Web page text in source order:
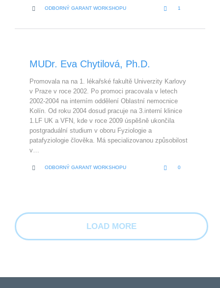
 CATEGORY
ODBORNÝ GARANT WORKSHOPU 
LOVE
IT
1
MUDr. Eva Chytilová, Ph.D.
Promovala na na 1. lékařské fakultě Univerzity Karlovy
v Praze v roce 2002. Po promoci pracovala v letech
2002-2004 na interním oddělení Oblastní nemocnice
Kolín. Od roku 2004 dosud pracuje na 3.interní klinice
1.LF UK a VFN, kde v roce 2009 úspěšně ukončila
postgraduální studium v oboru Fyziologie a
patafyziologie člověka. Má specializovanou způsobilost
v…
 CATEGORY
ODBORNÝ GARANT WORKSHOPU 
LOVE
IT
0
LOAD MORE